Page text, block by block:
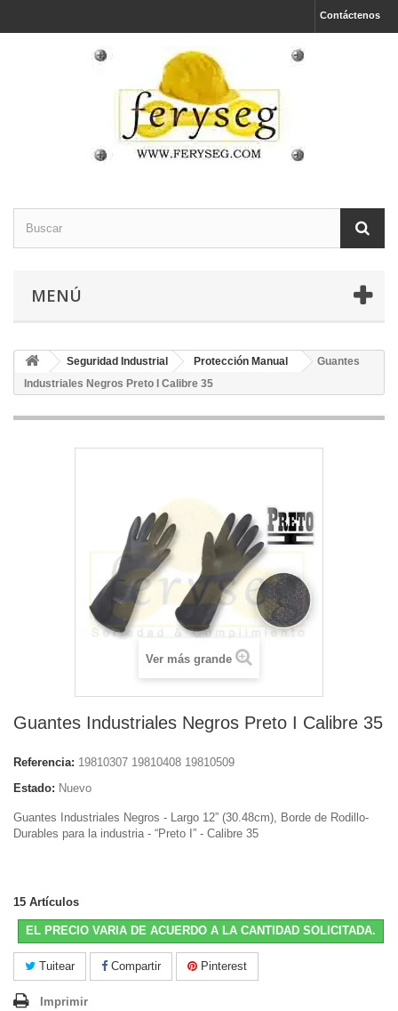
Contáctenos
MENÚ
Seguridad Industrial Protección Manual
Guantes
Industriales Negros Preto I Calibre 35
Ver más grande
Guantes Industriales Negros Preto I Calibre 35
Referencia: 19810307 19810408 19810509
Estado: Nuevo
Guantes Industriales Negros - Largo 12” (30.48cm), Borde de Rodillo-
Durables para la industria - “Preto I” - Calibre 35
15 Artículos
EL PRECIO VARIA DE ACUERDO A LA CANTIDAD SOLICITADA.
Tuitear Compartir Pinterest
Imprimir